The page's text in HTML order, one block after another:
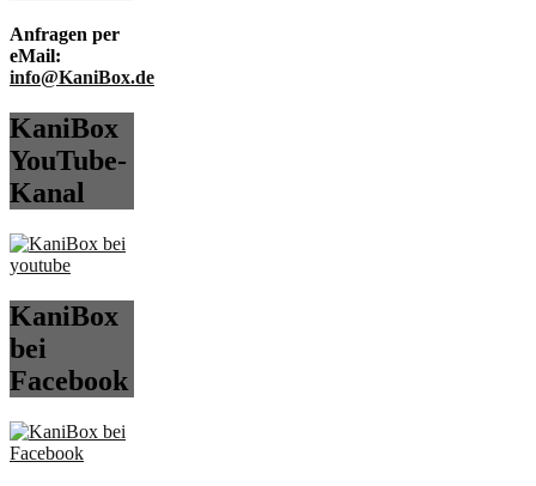
Anfragen per
eMail:
info@KaniBox.de
KaniBox
YouTube-
Kanal
KaniBox
bei
Facebook